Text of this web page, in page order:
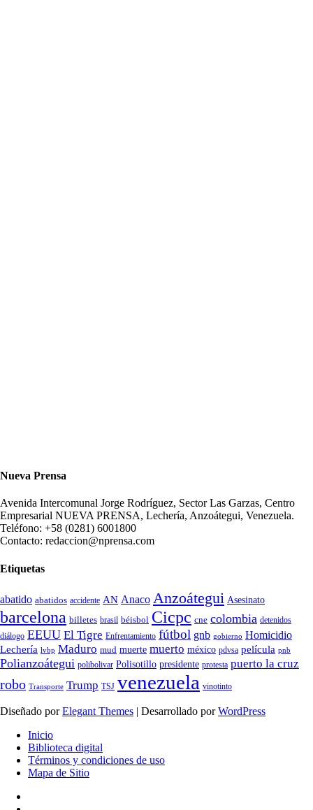
Nueva Prensa
Avenida Intercomunal Jorge Rodríguez, Sector Las Garzas, Centro
Empresarial NUEVA PRENSA, Lechería, Anzoátegui, Venezuela.
Teléfono: +58 (0281) 6001800
Contacto: redaccion@nprensa.com
Etiquetas
abatido abatidos accidente AN Anaco Anzoátegui Asesinato
barcelona billetes brasil béisbol Cicpc cne colombia detenidos
diálogo EEUU El Tigre Enfrentamiento fútbol gnb gobierno Homicidio
Lechería lvbp Maduro mud muerte muerto méxico pdvsa película pnb
Polianzoátegui polibolivar Polisotillo presidente protesta puerto la cruz
robo Transporte Trump TSJ venezuela vinotinto
Diseñado porElegant Themes | Desarrollado porWordPress
Inicio
Biblioteca digital
Términos y condiciones de uso
Mapa de Sitio